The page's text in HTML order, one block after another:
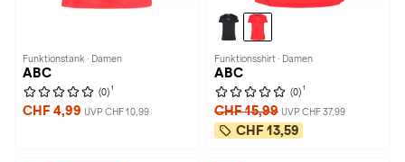
Funktionstank · Damen
ABC
(0) 1
CHF 4,99 UVP CHF 10,99
Funktionsshirt · Damen
ABC
(0) 1
CHF 15,99 UVP CHF 37,99
CHF 13,59